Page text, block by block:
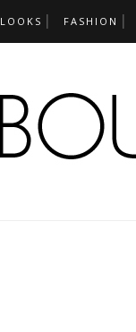
LOOKS FASHION